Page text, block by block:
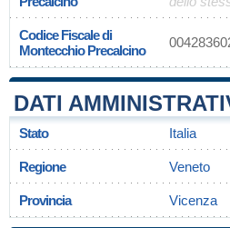
Codice Fiscale di
Montecchio Precalcino
DATI
Stato Italia
Regione Veneto
Provincia Vicenza